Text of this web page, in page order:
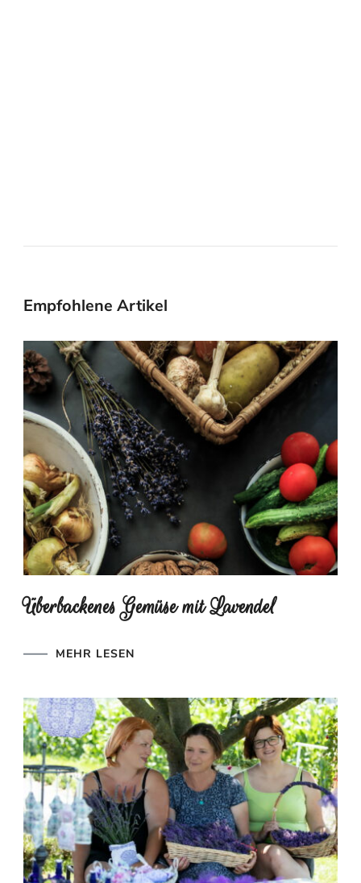
Empfohlene Artikel
Überbackenes Gemüse mit Lavendel
MEHR LESEN